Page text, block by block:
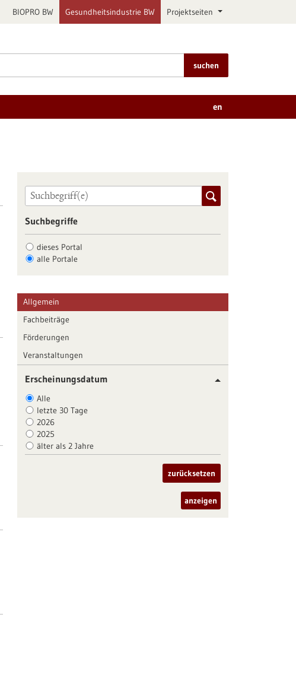
BIOPRO BW Gesundheitsindustrie BW Projektseiten
suchen
en
Suchbegriffe
dieses Portal
alle Portale
Allgemein
Fachbeiträge
Förderungen
Veranstaltungen
Erscheinungsdatum
Alle
letzte 30 Tage
2026
2025
älter als 2 Jahre
zurücksetzen
anzeigen